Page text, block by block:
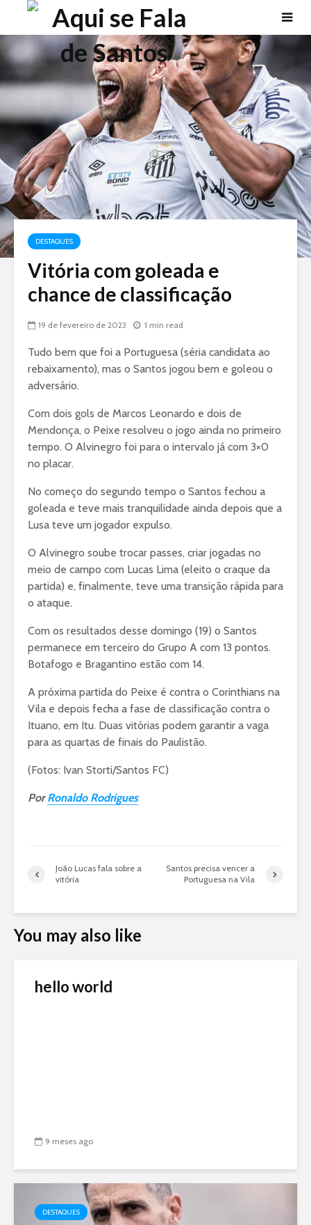
DESTAQUES
Vitória com goleada e
chance de classificação
19 de fevereiro de 2023 1 min read
Tudo bem que foi a Portuguesa (séria candidata ao
rebaixamento), mas o Santos jogou bem e goleou o
adversário.
Com dois gols de Marcos Leonardo e dois de
Mendonça, o Peixe resolveu o jogo ainda no primeiro
tempo. O Alvinegro foi para o intervalo já com 3×0
no placar.
No começo do segundo tempo o Santos fechou a
goleada e teve mais tranquilidade ainda depois que a
Lusa teve um jogador expulso.
O Alvinegro soube trocar passes, criar jogadas no
meio de campo com Lucas Lima (eleito o craque da
partida) e, finalmente, teve uma transição rápida para
o ataque.
Com os resultados desse domingo (19) o Santos
permanece em terceiro do Grupo A com 13 pontos.
Botafogo e Bragantino estão com 14.
A próxima partida do Peixe é contra o Corinthians na
Vila e depois fecha a fase de classificação contra o
Ituano, em Itu. Duas vitórias podem garantir a vaga
para as quartas de finais do Paulistão.
(Fotos: Ivan Storti/Santos FC)
PorRonaldo Rodrigues
João Lucas fala sobre a
vitória
Santos precisa vencer a
Portuguesa na Vila
You may also like
hello world
9 meses ago
DESTAQUES